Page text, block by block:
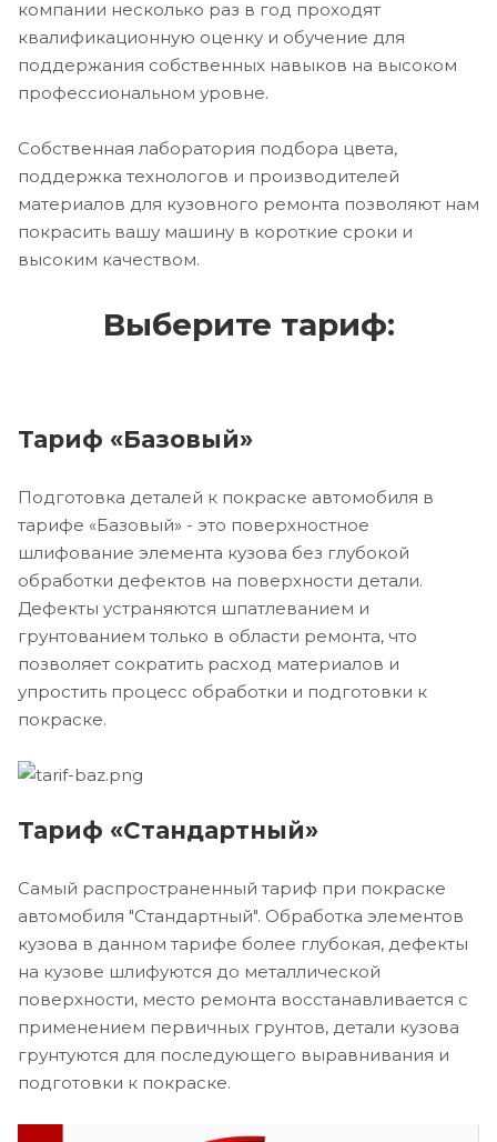
компании несколько раз в год проходят
квалификационную оценку и обучение для
поддержания собственных навыков на высоком
профессиональном уровне.
Собственная лаборатория подбора цвета,
поддержка технологов и производителей
материалов для кузовного ремонта позволяют нам
покрасить вашу машину в короткие сроки и
высоким качеством.
Выберите тариф:
Тариф «Базовый»
Подготовка деталей к покраске автомобиля в
тарифе «Базовый» - это поверхностное
шлифование элемента кузова без глубокой
обработки дефектов на поверхности детали.
Дефекты устраняются шпатлеванием и
грунтованием только в области ремонта, что
позволяет сократить расход материалов и
упростить процесс обработки и подготовки к
покраске.
Тариф «Стандартный»
Самый распространенный тариф при покраске
автомобиля "Стандартный". Обработка элементов
кузова в данном тарифе более глубокая, дефекты
на кузове шлифуются до металлической
поверхности, место ремонта восстанавливается с
применением первичных грунтов, детали кузова
грунтуются для последующего выравнивания и
подготовки к покраске.